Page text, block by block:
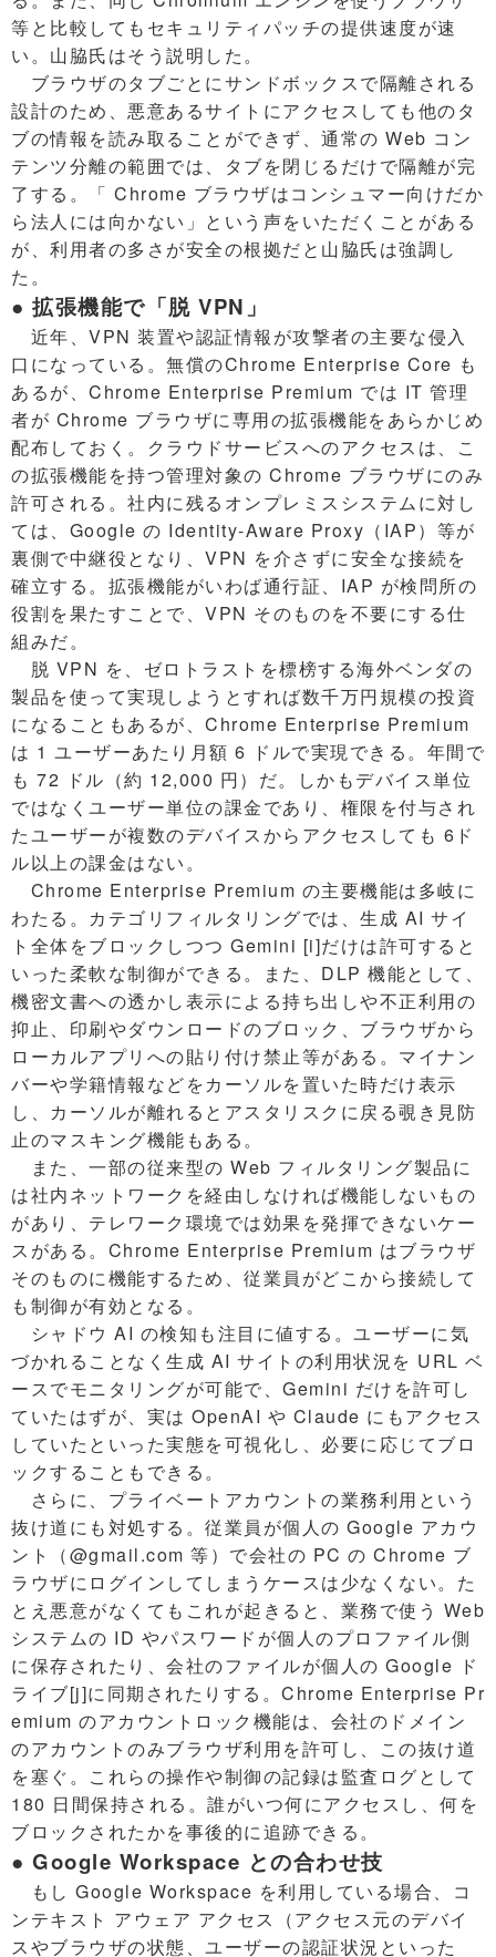
等と比較してもセキュリティパッチの提供速度が速
い。山脇氏はそう説明した。
ブラウザのタブごとにサンドボックスで隔離される
設計のため、悪意あるサイトにアクセスしても他のタ
ブの情報を読み取ることができず、通常の Web コン
テンツ分離の範囲では、タブを閉じるだけで隔離が完
了する。「 Chrome ブラウザはコンシュマー向けだか
ら法人には向かない」という声をいただくことがある
が、利用者の多さが安全の根拠だと山脇氏は強調し
た。
● 拡張機能で「脱 VPN」
近年、VPN 装置や認証情報が攻撃者の主要な侵入
口になっている。無償のChrome Enterprise Core も
あるが、Chrome Enterprise Premium では IT 管理
者が Chrome ブラウザに専用の拡張機能をあらかじめ
配布しておく。クラウドサービスへのアクセスは、こ
の拡張機能を持つ管理対象の Chrome ブラウザにのみ
許可される。社内に残るオンプレミスシステムに対し
ては、Google の Identity-Aware Proxy（IAP）等が
裏側で中継役となり、VPN を介さずに安全な接続を
確立する。拡張機能がいわば通行証、IAP が検問所の
役割を果たすことで、VPN そのものを不要にする仕
組みだ。
脱 VPN を、ゼロトラストを標榜する海外ベンダの
製品を使って実現しようとすれば数千万円規模の投資
になることもあるが、Chrome Enterprise Premium
は 1 ユーザーあたり月額 6 ドルで実現できる。年間で
も 72 ドル（約 12,000 円）だ。しかもデバイス単位
ではなくユーザー単位の課金であり、権限を付与され
たユーザーが複数のデバイスからアクセスしても 6ド
ル以上の課金はない。
Chrome Enterprise Premium の主要機能は多岐に
わたる。カテゴリフィルタリングでは、生成 AI サイ
ト全体をブロックしつつ Gemini [i]だけは許可すると
いった柔軟な制御ができる。また、DLP 機能として、
機密文書への透かし表示による持ち出しや不正利用の
抑止、印刷やダウンロードのブロック、ブラウザから
ローカルアプリへの貼り付け禁止等がある。マイナン
バーや学籍情報などをカーソルを置いた時だけ表示
し、カーソルが離れるとアスタリスクに戻る覗き見防
止のマスキング機能もある。
また、一部の従来型の Web フィルタリング製品に
は社内ネットワークを経由しなければ機能しないもの
があり、テレワーク環境では効果を発揮できないケー
スがある。Chrome Enterprise Premium はブラウザ
そのものに機能するため、従業員がどこから接続して
も制御が有効となる。
シャドウ AI の検知も注目に値する。ユーザーに気
づかれることなく生成 AI サイトの利用状況を URL ベ
ースでモニタリングが可能で、Gemini だけを許可し
ていたはずが、実は OpenAI や Claude にもアクセス
していたといった実態を可視化し、必要に応じてブロ
ックすることもできる。
さらに、プライベートアカウントの業務利用という
抜け道にも対処する。従業員が個人の Google アカウ
ント（@gmail.com 等）で会社の PC の Chrome ブ
ラウザにログインしてしまうケースは少なくない。た
とえ悪意がなくてもこれが起きると、業務で使う Web
システムの ID やパスワードが個人のプロファイル側
に保存されたり、会社のファイルが個人の Google ド
ライブ[j]に同期されたりする。Chrome Enterprise Pr
emium のアカウントロック機能は、会社のドメイン
のアカウントのみブラウザ利用を許可し、この抜け道
を塞ぐ。これらの操作や制御の記録は監査ログとして
180 日間保持される。誰がいつ何にアクセスし、何を
ブロックされたかを事後的に追跡できる。
● Google Workspace との合わせ技
もし Google Workspace を利用している場合、コ
ンテキスト アウェア アクセス（アクセス元のデバイ
スやブラウザの状態、ユーザーの認証状況といった